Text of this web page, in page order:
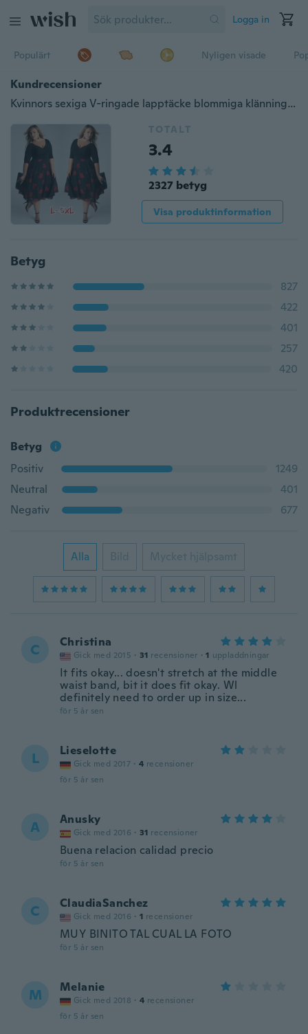
Logga in
Populärt Nyligen visade
Kundrecensioner
Kvinnors sexiga V-ringade lapptäcke blommiga klänningar A-linje Oregelbunden elegant festklänning i plusstorlek
TOTALT
3.4
2327 betyg
Visa produktinformation
Betyg
827
422
401
257
420
Produktrecensioner
Betyg
Positiv
1249
Neutral
401
Negativ
677
Alla Bild Mycket hjälpsamt
C Christina
Gick med 2015 · 31 recensioner · 1 uppladdningar
It fits okay... doesn't stretch at the middle
waist band, bit it does fit okay. Wl
definitely need to order up in size...
för 5 år sen
L Lieselotte
Gick med 2017 · 4 recensioner
för 5 år sen
A Anusky
Gick med 2016 · 31 recensioner
Buena relacion calidad precio
för 5 år sen
C ClaudiaSanchez
Gick med 2016 · 1 recensioner
MUY BINITO TAL CUAL LA FOTO
för 5 år sen
M Melanie
Gick med 2018 · 4 recensioner
för 5 år sen